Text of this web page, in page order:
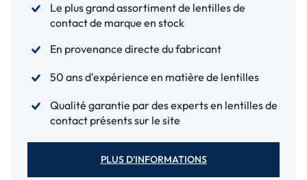
Le plus grand assortiment de lentilles de
contact de marque en stock
En provenance directe du fabricant
50 ans d'expérience en matière de lentilles
Qualité garantie par des experts en lentilles de
contact présents sur le site
PLUS D'INFORMATIONS